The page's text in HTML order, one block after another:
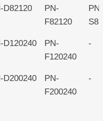
D82120
PN-
F82120
PN-
D120240
PN-
F120240
-
D200240
PN-
F200240
-